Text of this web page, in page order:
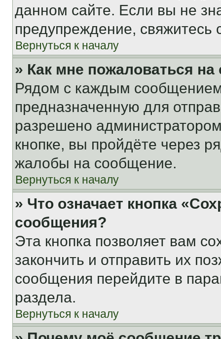
данном сайте. Если вы не
предупреждение,
Вернуться к началу
» Как мне пожаловаться
Рядом с каждым сообщением
предназначенную для
разрешено
кнопке, вы пройдёте через
жалобы на сообщение.
Вернуться к началу
» Что означает кнопка
сообщения?
Эта кнопка позволяет вам
закончить и отправить их
сообщения перейдите в
раздела.
Вернуться к началу